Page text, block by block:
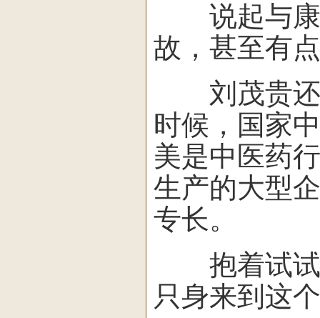
说起与康
故，甚至有
刘茂贵还
时候，国家
美是中医药
生产的大型
专长。
抱着试试
只身来到这